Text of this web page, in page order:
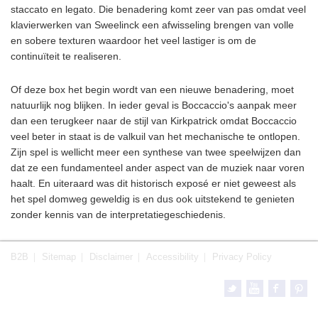
staccato en legato. Die benadering komt zeer van pas omdat veel
klavierwerken van Sweelinck een afwisseling brengen van volle
en sobere texturen waardoor het veel lastiger is om de
continuïteit te realiseren.
Of deze box het begin wordt van een nieuwe benadering, moet
natuurlijk nog blijken. In ieder geval is Boccaccio's aanpak meer
dan een terugkeer naar de stijl van Kirkpatrick omdat Boccaccio
veel beter in staat is de valkuil van het mechanische te ontlopen.
Zijn spel is wellicht meer een synthese van twee speelwijzen dan
dat ze een fundamenteel ander aspect van de muziek naar voren
haalt. En uiteraard was dit historisch exposé er niet geweest als
het spel domweg geweldig is en dus ook uitstekend te genieten
zonder kennis van de interpretatiegeschiedenis.
B2B Sitemap Disclaimer Accessibility Privacy Policy